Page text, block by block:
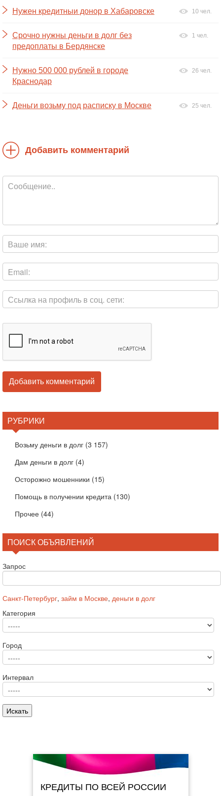
Нужен кредитныи донор в Хабаровске 10 чел.
Срочно нужны деньги в долг без
предоплаты в Бердянске
1 чел.
Нужно 500 000 рублей в городе
Краснодар
26 чел.
Деньги возьму под расписку в Москве 25 чел.
Добавить комментарий
РУБРИКИ
Возьму деньги в долг (3 157)
Дам деньги в долг (4)
Осторожно мошенники (15)
Помощь в получении кредита (130)
Прочее (44)
ПОИСК ОБЪЯВЛЕНИЙ
Запрос
Санкт-Петербург, займ в Москве, деньги в долг
Категория
Город
Интервал
КРЕДИТЫ ПО ВСЕЙ РОССИИ